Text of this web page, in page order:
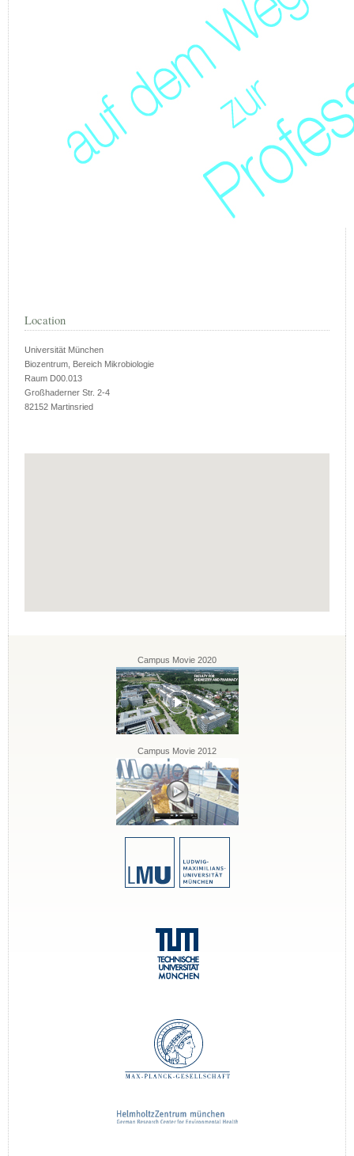
Location
Universität München
Biozentrum, Bereich Mikrobiologie
Raum D00.013
Großhaderner Str. 2-4
82152 Martinsried
Campus Movie 2020
Campus Movie 2012